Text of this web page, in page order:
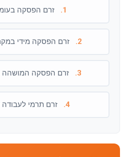
1. זרם הפסקה
2. זרם הפסקה מידי
3. זרם הפסקה המושהה
4. זרם תרמי